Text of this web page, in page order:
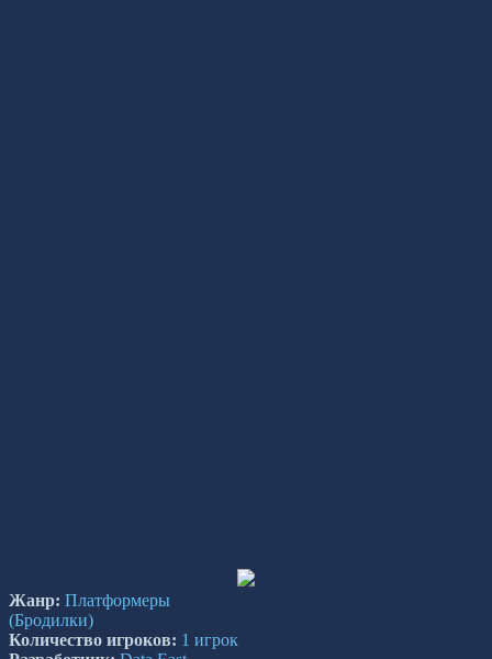
Жанр: Платформеры
(Бродилки)
Количество игроков: 1 игрок